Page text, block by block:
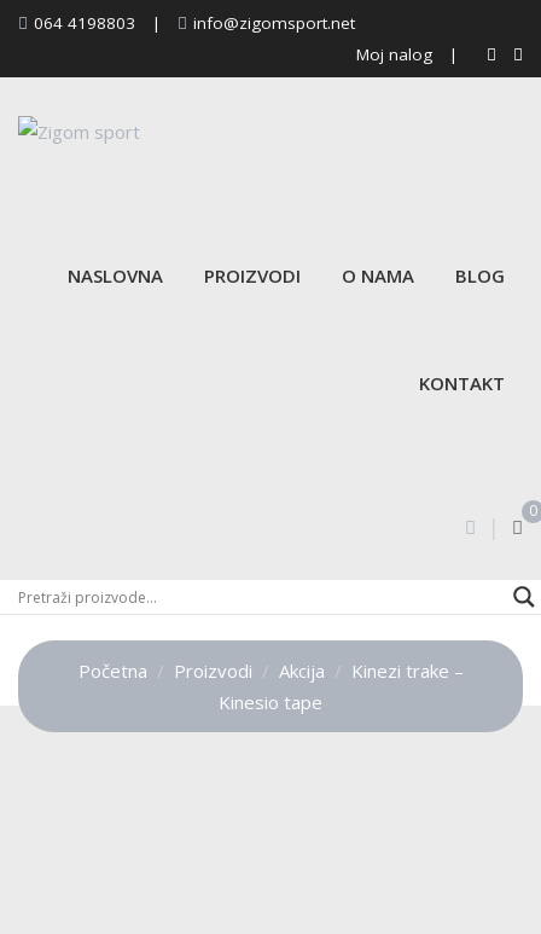
Skip
content
064 4198803 |
info@zigomsport.net
Moj nalog
|
NASLOVNA PROIZVODI O NAMA BLOG
KONTAKT
0
|
Početna Proizvodi Akcija
Kinezi trake –
Kinesio tape